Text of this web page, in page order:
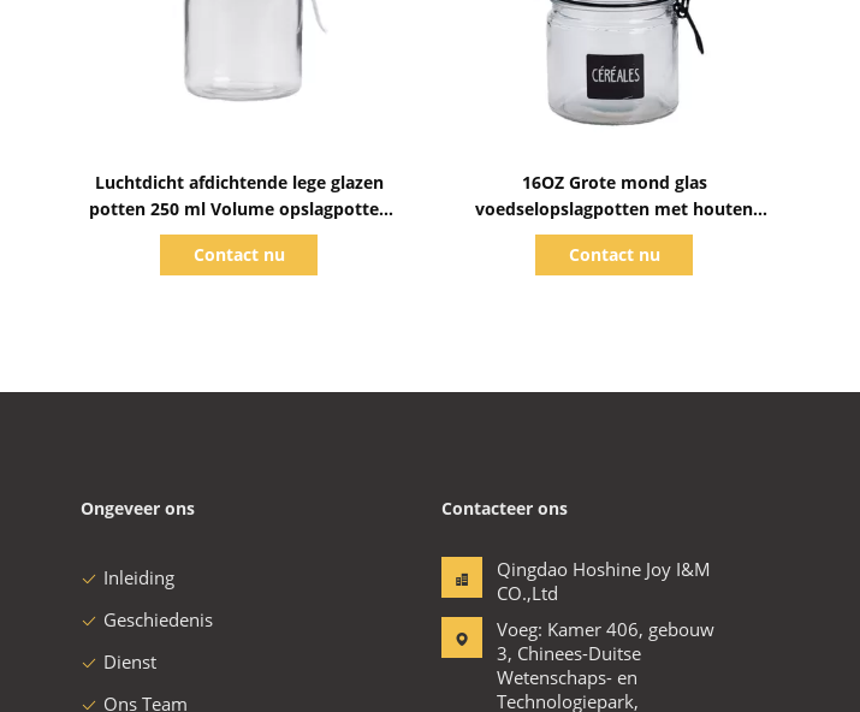
Luchtdicht afdichtende lege glazen
potten 250 ml Volume opslagpotten
met clip deksel
Contact nu
16OZ Grote mond glas
voedselopslagpotten met houten
deksels Silicone bekleding
Contact nu
Ongeveer ons
Inleiding
Geschiedenis
Dienst
Ons Team
Contacteer ons
Qingdao Hoshine Joy I&M
CO.,Ltd
Voeg: Kamer 406, gebouw
3, Chinees-Duitse
Wetenschaps- en
Technologiepark,